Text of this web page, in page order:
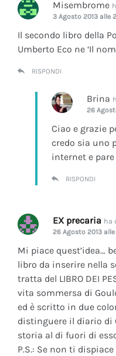
Misembrome
3 Agosto 2013 alle
Il secondo libro della
Umberto Eco ne ‘Il
RISPONDI
Brina
26
Ciao e grazie
credo sia uno
internet e
RISPONDI
EX precaria ha
26 Agosto 2013 alle
Mi piace quest’idea…
libro da inserire nella
tratta del LIBRO DEI
vita sommersa di
ed è scritto in due
distinguere il diario di
storia al di fuori di
P.S.: Se non ti